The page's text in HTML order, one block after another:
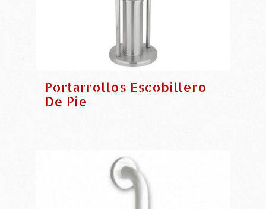
Portarrollos Escobillero
De Pie